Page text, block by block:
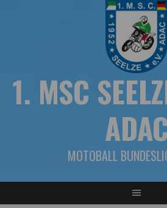
1. MSC
ADAC
MOTOBALL